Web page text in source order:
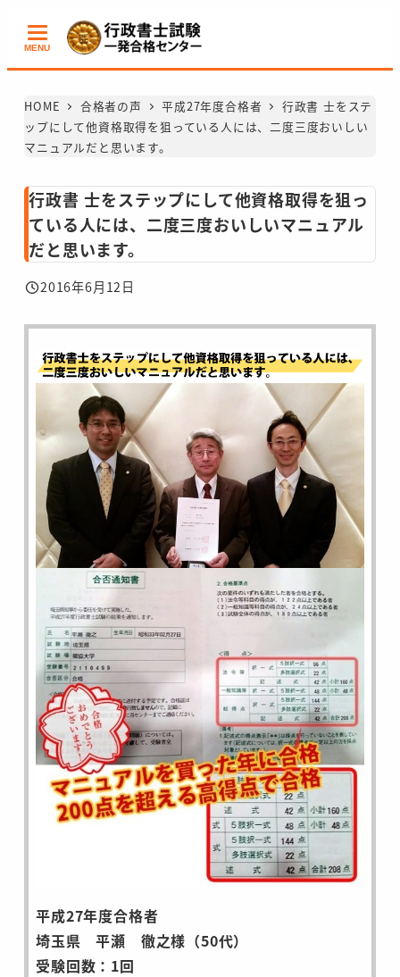
ン
MENU
HOME 合格者の声 平成27年度合格者
行政書 士をステ
ップにして他資格取得を狙っている人には、二度三度おいしい
マニュアルだと思います。
行政書 士をステップにして他資格取得を狙っ
ている人には、二度三度おいしいマニュアル
だと思います。
投稿日
2016年6月12日
平成27年度合格者
埼玉県 平瀬 徹之様（50代）
受験回数：1回